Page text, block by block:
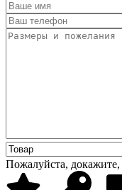
Пожалуйста,